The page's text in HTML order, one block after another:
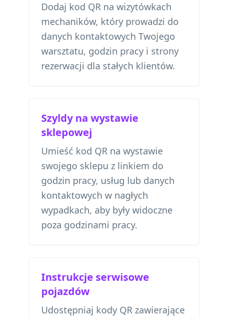
Dodaj kod QR na wizytówkach
mechaników, który prowadzi do
danych kontaktowych Twojego
warsztatu, godzin pracy i strony
rezerwacji dla stałych klientów.
Szyldy na wystawie
sklepowej
Umieść kod QR na wystawie
swojego sklepu z linkiem do
godzin pracy, usług lub danych
kontaktowych w nagłych
wypadkach, aby były widoczne
poza godzinami pracy.
Instrukcje serwisowe
pojazdów
Udostępniaj kody QR zawierające